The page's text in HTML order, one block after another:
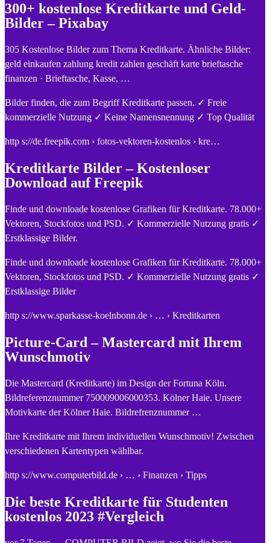
300+ kostenlose Kreditkarte und Geld-
Bilder – Pixabay
305 Kostenlose Bilder zum Thema Kreditkarte. Ähnliche Bilder:
geld einkaufen zahlung kredit zahlen geschäft karte brieftasche
finanzen · Brieftasche, Kasse, …
Bilder finden, die zum Begriff Kreditkarte passen. ✓ Freie
kommerzielle Nutzung ✓ Keine Namensnennung ✓ Top Qualität
http s://de.freepik.com › fotos-vektoren-kostenlos › kre…
Kreditkarte Bilder – Kostenloser
Download auf Freepik
Finde und downloade kostenlose Grafiken für Kreditkarte. 78.000+
Vektoren, Stockfotos und PSD. ✓ Kommerzielle Nutzung gratis ✓
Erstklassige Bilder.
Finde und downloade kostenlose Grafiken für Kreditkarte. 78.000+
Vektoren, Stockfotos und PSD. ✓ Kommerzielle Nutzung gratis ✓
Erstklassige Bilder
http s://www.sparkasse-koelnbonn.de › … › Kreditkarten
Picture-Card – Mastercard mit Ihrem
Wunschmotiv
Die Mastercard (Kreditkarte) im Design der Fortuna Köln.
Bildreferenznummer 750009006000353. Kölner Haie. Unsere
Motivkarte der Kölner Haie. Bildrefrenznummer …
Ihre Kreditkarte mit Ihrem individuellen Wunschmotiv! Zwischen
verschiedenen Kartentypen wählbar.
http s://www.computerbild.de › … › Finanzen › Tipps
Die beste Kreditkarte für Studenten
kostenlos 2023 #Vergleich